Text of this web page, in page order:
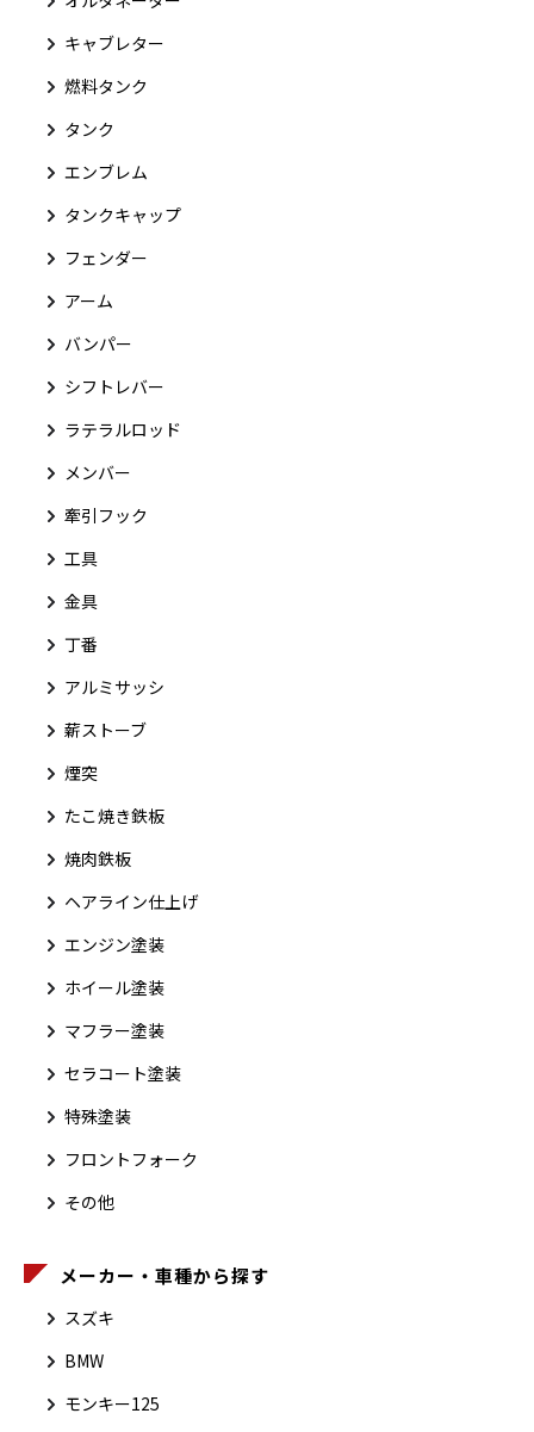
キャブレター
燃料タンク
タンク
エンブレム
タンクキャップ
フェンダー
アーム
バンパー
シフトレバー
ラテラルロッド
メンバー
牽引フック
工具
金具
丁番
アルミサッシ
薪ストーブ
煙突
たこ焼き鉄板
焼肉鉄板
ヘアライン仕上げ
エンジン塗装
ホイール塗装
マフラー塗装
セラコート塗装
特殊塗装
フロントフォーク
その他
メーカー・車種から探す
スズキ
BMW
モンキー125